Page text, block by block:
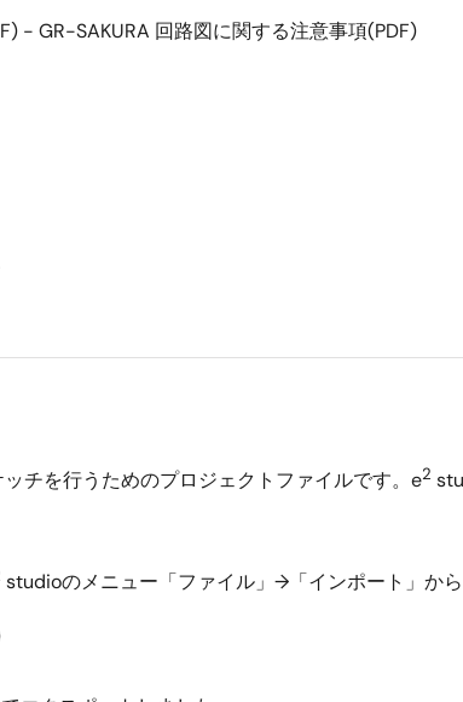
- GR-SAKURA 回路図に関する注意事項(PDF)
チを行うためのプロジェクトファイルです。e2
studioのメニュー「ファイル」→「インポート」か